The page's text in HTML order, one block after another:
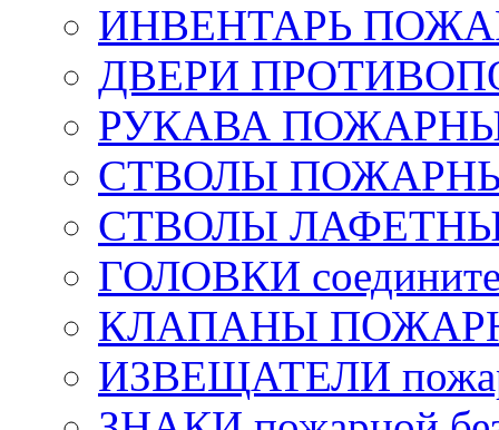
ИНВЕНТАРЬ
ДВЕРИ
РУКАВА
СТВОЛЫ
СТВОЛЫ
ГОЛОВКИ
КЛАПАНЫ
ИЗВЕЩАТЕЛИ